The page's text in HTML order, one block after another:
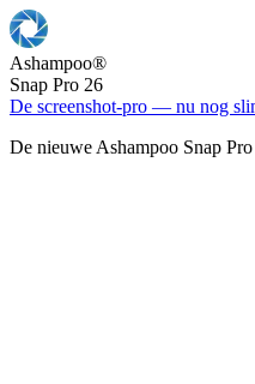
Ashampoo®
Snap Pro 26
De screenshot-pro — nu nog
De nieuwe Ashampoo Snap